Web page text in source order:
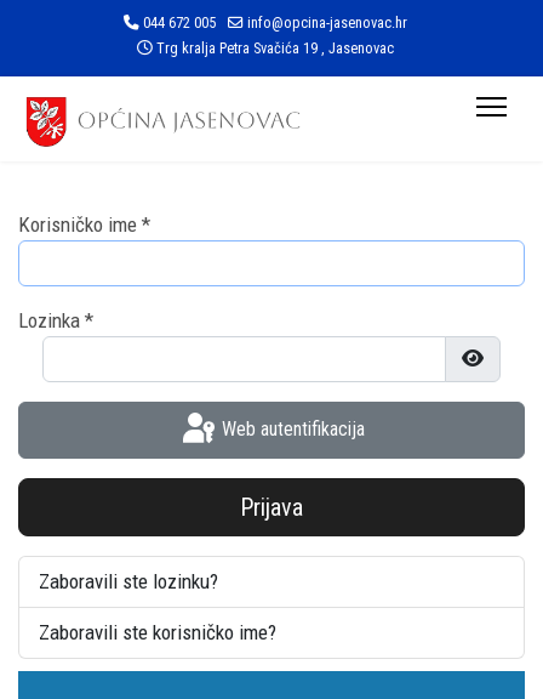
044 672 005
info@opcina-jasenovac.hr
Trg kralja Petra Svačića 19 , Jasenovac
Korisničko ime *
Lozinka *
Prikaži
Web autentifikacija
Prijava
Zaboravili ste lozinku?
Zaboravili ste korisničko ime?